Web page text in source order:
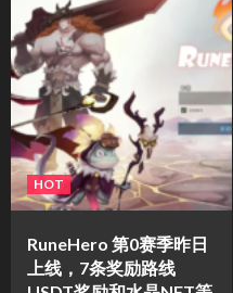
HOT
RuneHero 第0赛季昨日
上线，7条奖励路线